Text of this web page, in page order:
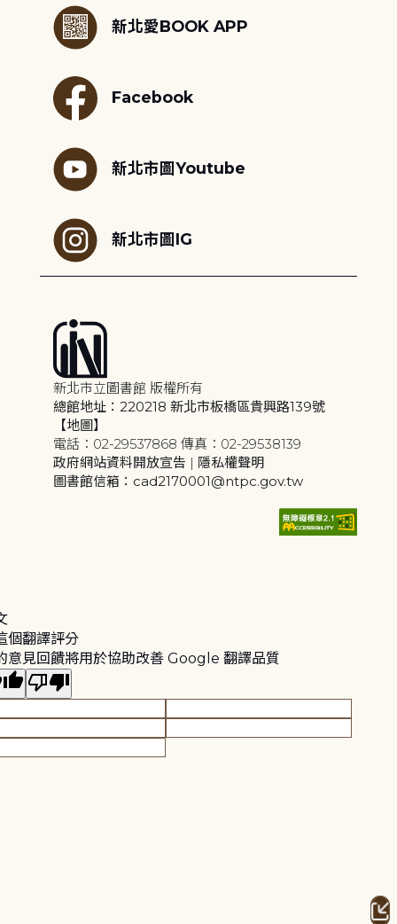
新北愛BOOK APP
Facebook
新北市圖Youtube
新北市圖IG
新北市立圖書館 版權所有
總館地址：220218 新北市板橋區貴興路139號
【地圖】
電話：02-29537868 傳真：02-29538139
政府網站資料開放宣告 | 隱私權聲明
圖書館信箱：cad2170001@ntpc.gov.tw
個翻譯評分
意見回饋將用於協助改善 Google 翻譯品質